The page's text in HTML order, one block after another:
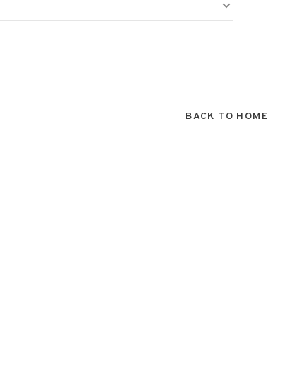
BACK TO HOME